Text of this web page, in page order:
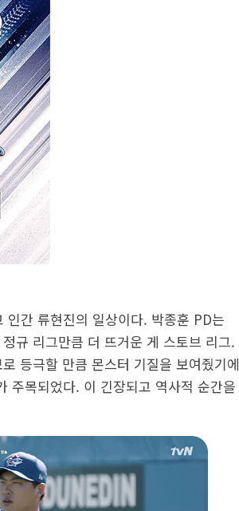
간 류현진의 일상이다. 박종훈 PD는
규 리그만큼 더 뜨거운 게 스토브 리그.
등극할 만큼 몬스터 기질을 보여줬기에
주목되었다. 이 긴장되고 역사적 순간을